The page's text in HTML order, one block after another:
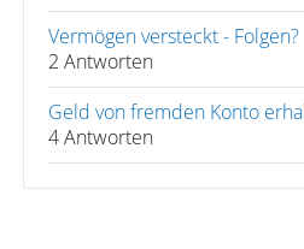
Vermögen versteckt - Folgen?
2 Antworten
Geld von fremden Konto
4 Antworten